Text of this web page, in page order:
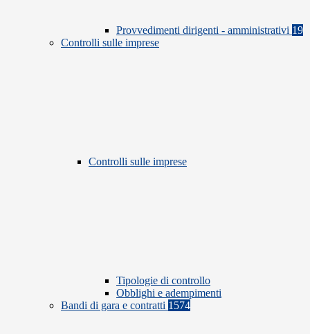
Provvedimenti dirigenti - amministrativi 19
Controlli sulle imprese
Controlli sulle imprese
Tipologie di controllo
Obblighi e adempimenti
Bandi di gara e contratti 1574